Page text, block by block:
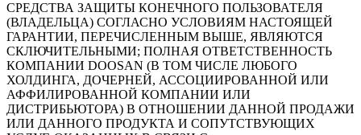
СРЕДСТВА ЗАЩИТЫ КОНЕЧНОГО ПОЛЬЗОВАТЕЛЯ
(ВЛАДЕЛЬЦА) СОГЛАСНО УСЛОВИЯМ НАСТОЯЩЕЙ
ГАРАНТИИ, ПЕРЕЧИСЛЕННЫМ ВЫШЕ, ЯВЛЯЮТСЯ
СКЛЮЧИТЕЛЬНЫМИ; ПОЛНАЯ ОТВЕТСТВЕННОСТЬ
КОМПАНИИ DOOSAN (В ТОМ ЧИСЛЕ ЛЮБОГО
ХОЛДИНГА, ДОЧЕРНЕЙ, АССОЦИИРОВАННОЙ ИЛИ
АФФИЛИРОВАННОЙ КОМПАНИИ ИЛИ
ДИСТРИБЬЮТОРА) В ОТНОШЕНИИ ДАННОЙ ПРОДАЖИ
ИЛИ ДАННОГО ПРОДУКТА И СОПУТСТВУЮЩИХ